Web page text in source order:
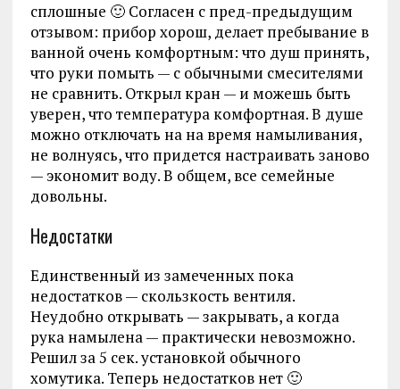
сплошные 🙂 Согласен с пред-предыдущим
отзывом: прибор хорош, делает пребывание в
ванной очень комфортным: что душ принять,
что руки помыть — с обычными смесителями
не сравнить. Открыл кран — и можешь быть
уверен, что температура комфортная. В душе
можно отключать на на время намыливания,
не волнуясь, что придется настраивать заново
— экономит воду. В общем, все семейные
довольны.
Недостатки
Единственный из замеченных пока
недостатков — скользкость вентиля.
Неудобно открывать — закрывать, а когда
рука намылена — практически невозможно.
Решил за 5 сек. установкой обычного
хомутика. Теперь недостатков нет 🙂